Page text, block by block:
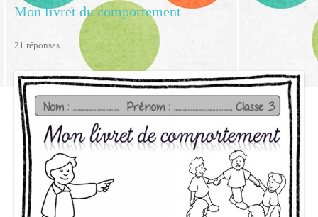
Mon livret du comportement
21 réponses